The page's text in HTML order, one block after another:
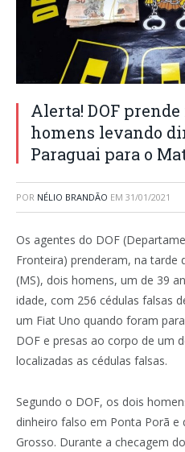
Alerta! DOF
homens levando
Paraguai para o
POR NÉLIO BRANDÃO EM 31/01/2021
Os agentes do DOF
Fronteira) prenderam, na tarde
(MS), dois homens, um de 39
idade, com 256 cédulas falsas
um Fiat Uno quando foram
DOF e presas ao corpo de um
localizadas as cédulas falsas.
Segundo o DOF, os dois
dinheiro falso em Ponta Porã
Grosso. Durante a checagem